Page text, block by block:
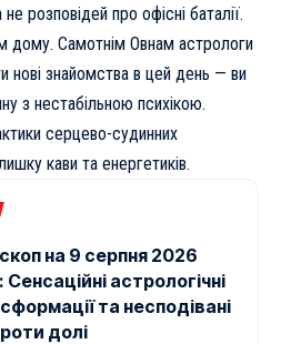
розповідей про офісні баталії.
дому. Самотнім Овнам астрологи
нові знайомства в цей день — ви
з нестабільною психікою.
серцево-судинних
кави та енергетиків.
на 9 серпня 2026
Сенсаційні астрологічні
та несподівані
долі